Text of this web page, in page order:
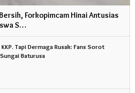
Forkopimcam Hinai Antusias
S…
Tapi Dermaga Rusak: Fans Sorot
Baturusa